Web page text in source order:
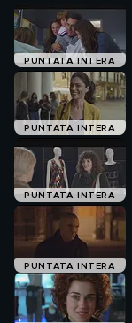
PUNTATA INTERA
PUNTATA INTERA
PUNTATA INTERA
PUNTATA INTERA